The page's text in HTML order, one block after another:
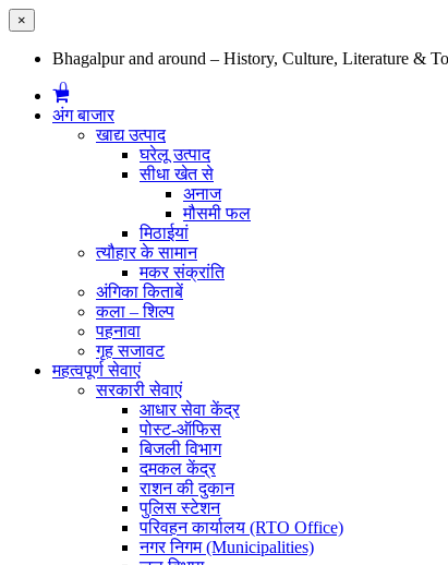
×
Bhagalpur and around – History, Culture, Literature &
0
अंग बाजार
खाद्य उत्पाद
घरेलू उत्पाद
सीधा खेत से
अनाज
मौसमी फल
मिठाईयां
त्यौहार के सामान
मकर संक्रांति
अंगिका किताबें
कला – शिल्प
पहनावा
गृह सजावट
महत्वपूर्ण सेवाएं
सरकारी सेवाएं
आधार सेवा केंद्र
पोस्ट-ऑफिस
बिजली विभाग
दमकल केंद्र
राशन की दुकान
पुलिस स्टेशन
परिवहन कार्यालय (RTO Office)
नगर निगम (Municipalities)